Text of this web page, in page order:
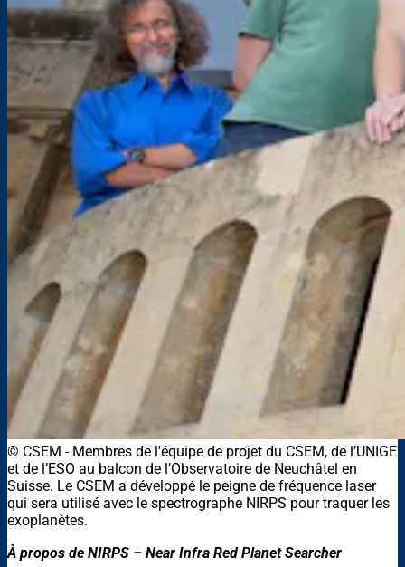
© CSEM - Membres de l'équipe de projet du CSEM, de l’UNIGE
et de l’ESO au balcon de l’Observatoire de Neuchâtel en
Suisse. Le CSEM a développé le peigne de fréquence laser
qui sera utilisé avec le spectrographe NIRPS pour traquer les
exoplanètes.
À propos de NIRPS – Near Infra Red Planet Searcher